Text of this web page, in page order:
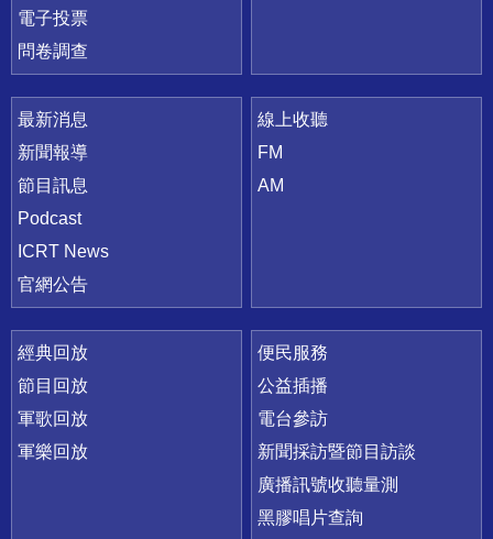
電子投票
問卷調查
最新消息
新聞報導
節目訊息
Podcast
ICRT News
官網公告
線上收聽
FM
AM
經典回放
節目回放
軍歌回放
軍樂回放
便民服務
公益插播
電台參訪
新聞採訪暨節目訪談
廣播訊號收聽量測
黑膠唱片查詢